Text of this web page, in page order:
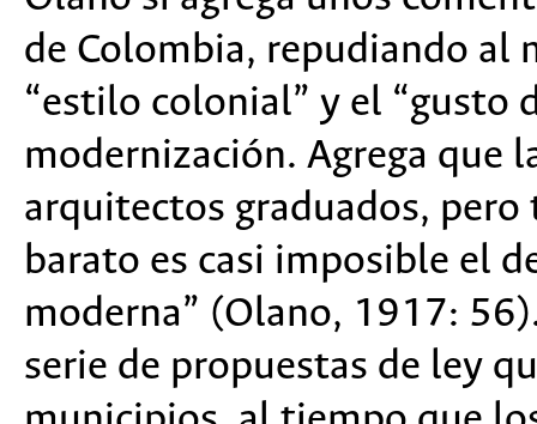
de Colombia, repudiando
“estilo colonial” y el “gusto
modernización. Agrega que
arquitectos graduados,
barato es casi imposible el
moderna” (Olano, 1917:
serie de propuestas de ley